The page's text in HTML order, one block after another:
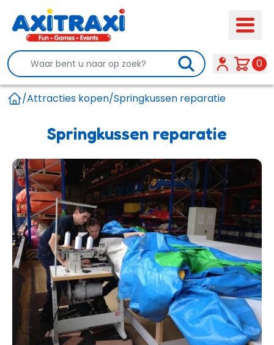
Search 0
/Attracties kopen/Springkussen reparatie
Springkussen reparatie